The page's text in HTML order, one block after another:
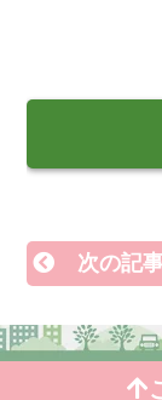
次の記